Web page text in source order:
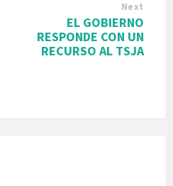
Next
EL GOBIERNO
RESPONDE CON UN
RECURSO AL TSJA